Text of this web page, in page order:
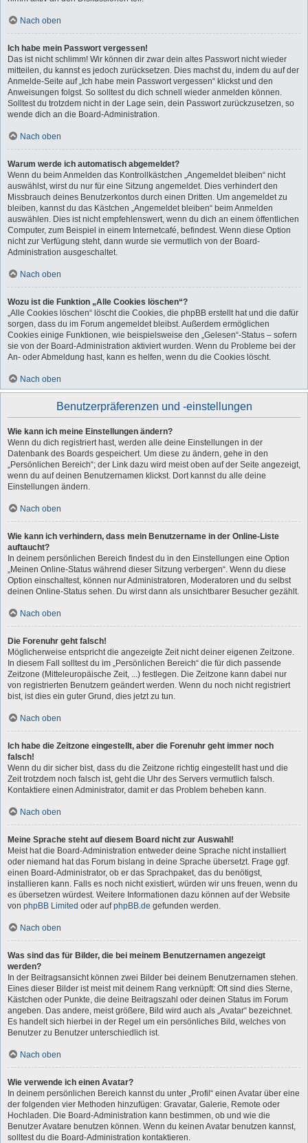
Nach oben
Ich habe mein Passwort vergessen!
Das ist nicht schlimm! Wir können dir zwar dein altes Passwort nicht wieder
mitteilen, du kannst es jedoch zurücksetzen. Dies machst du, indem du auf der
Anmelde-Seite auf „Ich habe mein Passwort vergessen“ klickst und den
Anweisungen folgst. So solltest du dich schnell wieder anmelden können.
Solltest du trotzdem nicht in der Lage sein, dein Passwort zurückzusetzen, so
wende dich an die Board-Administration.
Nach oben
Warum werde ich automatisch abgemeldet?
Wenn du beim Anmelden das Kontrollkästchen „Angemeldet bleiben“ nicht
auswählst, wirst du nur für eine Sitzung angemeldet. Dies verhindert den
Missbrauch deines Benutzerkontos durch einen Dritten. Um angemeldet zu
bleiben, kannst du das Kästchen „Angemeldet bleiben“ beim Anmelden
auswählen. Dies ist nicht empfehlenswert, wenn du dich an einem öffentlichen
Computer, zum Beispiel in einem Internetcafé, befindest. Wenn diese Option
nicht zur Verfügung steht, dann wurde sie vermutlich von der Board-
Administration ausgeschaltet.
Nach oben
Wozu ist die Funktion „Alle Cookies löschen“?
„Alle Cookies löschen“ löscht die Cookies, die phpBB erstellt hat und die dafür
sorgen, dass du im Forum angemeldet bleibst. Außerdem ermöglichen
Cookies einige Funktionen, wie beispielsweise den „Gelesen“-Status – sofern
sie von der Board-Administration aktiviert wurden. Wenn du Probleme bei der
An- oder Abmeldung hast, kann es helfen, wenn du die Cookies löscht.
Nach oben
Benutzerpräferenzen und -einstellungen
Wie kann ich meine Einstellungen ändern?
Wenn du dich registriert hast, werden alle deine Einstellungen in der
Datenbank des Boards gespeichert. Um diese zu ändern, gehe in den
„Persönlichen Bereich“; der Link dazu wird meist oben auf der Seite angezeigt,
wenn du auf deinen Benutzernamen klickst. Dort kannst du alle deine
Einstellungen ändern.
Nach oben
Wie kann ich verhindern, dass mein Benutzername in der Online-Liste
auftaucht?
In deinem persönlichen Bereich findest du in den Einstellungen eine Option
„Meinen Online-Status während dieser Sitzung verbergen“. Wenn du diese
Option einschaltest, können nur Administratoren, Moderatoren und du selbst
deinen Online-Status sehen. Du wirst dann als unsichtbarer Besucher gezählt.
Nach oben
Die Forenuhr geht falsch!
Möglicherweise entspricht die angezeigte Zeit nicht deiner eigenen Zeitzone.
In diesem Fall solltest du im „Persönlichen Bereich“ die für dich passende
Zeitzone (Mitteleuropäische Zeit, ...) festlegen. Die Zeitzone kann dabei nur
von registrierten Benutzern geändert werden. Wenn du noch nicht registriert
bist, ist dies ein guter Grund, dies jetzt zu tun.
Nach oben
Ich habe die Zeitzone eingestellt, aber die Forenuhr geht immer noch
falsch!
Wenn du dir sicher bist, dass du die Zeitzone richtig eingestellt hast und die
Zeit trotzdem noch falsch ist, geht die Uhr des Servers vermutlich falsch.
Kontaktiere einen Administrator, damit er das Problem beheben kann.
Nach oben
Meine Sprache steht auf diesem Board nicht zur Auswahl!
Meist hat die Board-Administration entweder deine Sprache nicht installiert
oder niemand hat das Forum bislang in deine Sprache übersetzt. Frage ggf.
einen Board-Administrator, ob er das Sprachpaket, das du benötigst,
installieren kann. Falls es noch nicht existiert, würden wir uns freuen, wenn du
es übersetzen würdest. Weitere Informationen dazu können auf der Website
von phpBB Limited oder aufphpBB.de gefunden werden.
Nach oben
Was sind das für Bilder, die bei meinem Benutzernamen angezeigt
werden?
In der Beitragsansicht können zwei Bilder bei deinem Benutzernamen stehen.
Eines dieser Bilder ist meist mit deinem Rang verknüpft: Oft sind dies Sterne,
Kästchen oder Punkte, die deine Beitragszahl oder deinen Status im Forum
angeben. Das andere, meist größere, Bild wird auch als „Avatar“ bezeichnet.
Es handelt sich hierbei in der Regel um ein persönliches Bild, welches von
Benutzer zu Benutzer unterschiedlich ist.
Nach oben
Wie verwende ich einen Avatar?
In deinem persönlichen Bereich kannst du unter „Profil“ einen Avatar über eine
der folgenden vier Methoden hinzufügen: Gravatar, Galerie, Remote oder
Hochladen. Die Board-Administration kann bestimmen, ob und wie die
Benutzer Avatare benutzen können. Wenn du keinen Avatar benutzen kannst,
solltest du die Board-Administration kontaktieren.